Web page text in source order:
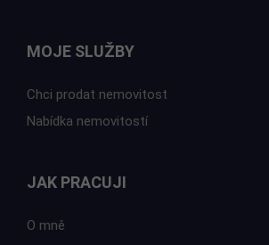
MOJE SLUŽBY
Chci prodat nemovitost
Nabídka nemovitostí
JAK PRACUJI
O mně